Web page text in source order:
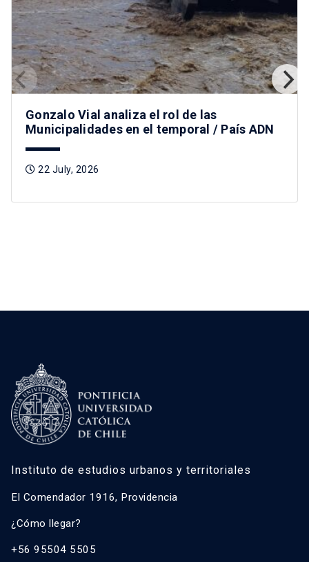
Gonzalo Vial analiza el rol de las
Municipalidades en el temporal / País ADN
22 July, 2026
Instituto de estudios urbanos y territoriales
El Comendador 1916, Providencia
¿Cómo llegar?
+56 95504 5505